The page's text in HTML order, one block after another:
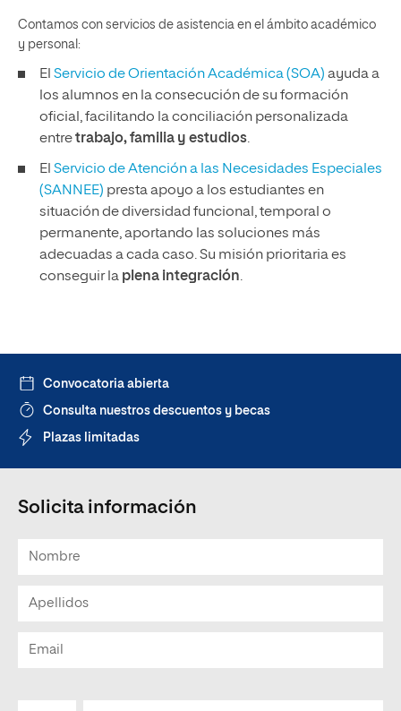
Contamos con servicios de asistencia en el ámbito académico
y personal:
El Servicio de Orientación Académica (SOA) ayuda a
los alumnos en la consecución de su formación
oficial, facilitando la conciliación personalizada
entretrabajo, familia y estudios.
El Servicio de Atención a las Necesidades Especiales
(SANNEE) presta apoyo a los estudiantes en
situación de diversidad funcional, temporal o
permanente, aportando las soluciones más
adecuadas a cada caso. Su misión prioritaria es
conseguir la plena integración.
Convocatoria abierta
Consulta nuestros descuentos y becas
Plazas limitadas
Solicita información